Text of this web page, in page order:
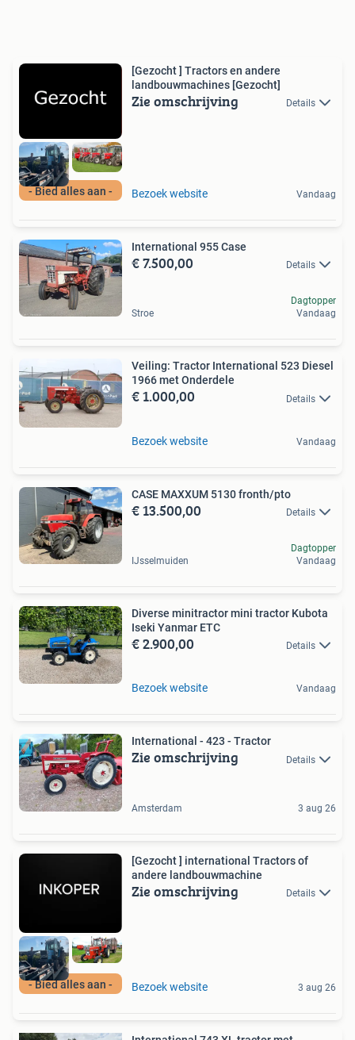
- Bied alles aan -
[Gezocht ] Tractors en andere
landbouwmachines [Gezocht]
Zie omschrijving Details
Bezoek website Vandaag
International 955 Case
€ 7.500,00 Details
Stroe
Dagtopper
Vandaag
Veiling: Tractor International 523 Diesel
1966 met Onderdele
€ 1.000,00 Details
Bezoek website Vandaag
CASE MAXXUM 5130 fronth/pto
€ 13.500,00 Details
IJsselmuiden
Dagtopper
Vandaag
Diverse minitractor mini tractor Kubota
Iseki Yanmar ETC
€ 2.900,00 Details
Bezoek website Vandaag
International - 423 - Tractor
Zie omschrijving Details
Amsterdam 3 aug 26
- Bied alles aan -
[Gezocht ] international Tractors of
andere landbouwmachine
Zie omschrijving Details
Bezoek website 3 aug 26